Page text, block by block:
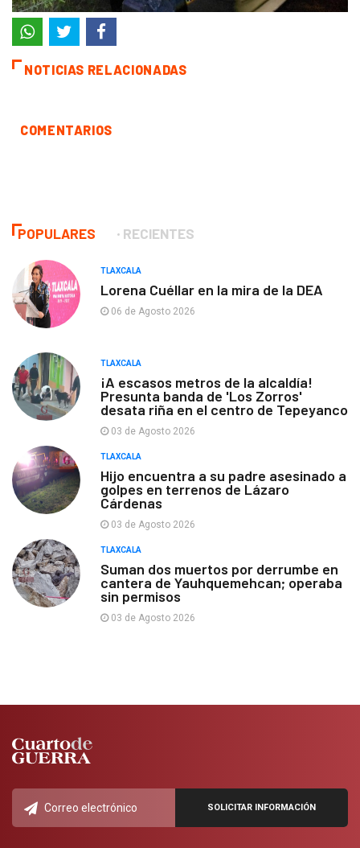
NOTICIAS RELACIONADAS
COMENTARIOS
POPULARES RECIENTES
TLAXCALA
Lorena Cuéllar en la mira de la DEA
06 de Agosto 2026
TLAXCALA
¡A escasos metros de la alcaldía!
Presunta banda de 'Los Zorros'
desata riña en el centro de Tepeyanco
03 de Agosto 2026
TLAXCALA
Hijo encuentra a su padre asesinado a
golpes en terrenos de Lázaro
Cárdenas
03 de Agosto 2026
TLAXCALA
Suman dos muertos por derrumbe en
cantera de Yauhquemehcan; operaba
sin permisos
03 de Agosto 2026